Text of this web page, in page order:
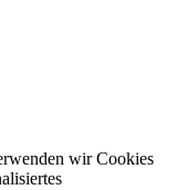
wir Cookies